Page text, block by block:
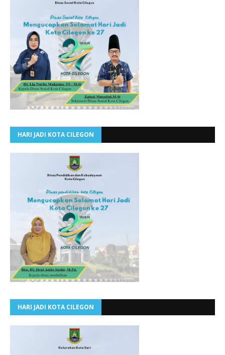
HARI JADI KOTA CILEGON
HARI JADI KOTA CILEGON